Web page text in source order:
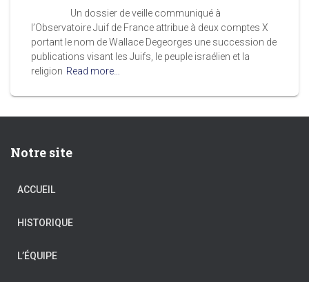
Un dossier de veille communiqué à
l’Observatoire Juif de France attribue à deux comptes X
portant le nom de Wallace Degeorges une succession de
publications visant les Juifs, le peuple israélien et la
religion Read more…
Notre site
ACCUEIL
HISTORIQUE
L’ÉQUIPE